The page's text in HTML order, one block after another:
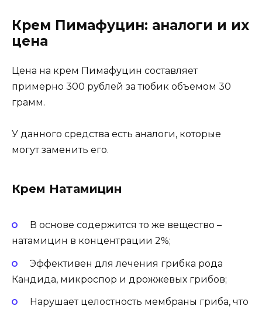
Крем Пимафуцин: аналоги и их
цена
Цена на крем Пимафуцин составляет
примерно 300 рублей за тюбик объемом 30
грамм.
У данного средства есть аналоги, которые
могут заменить его.
Крем Натамицин
В основе содержится то же вещество –
натамицин в концентрации 2%;
Эффективен для лечения грибка рода
Кандида, микроспор и дрожжевых грибов;
Нарушает целостность мембраны гриба, что